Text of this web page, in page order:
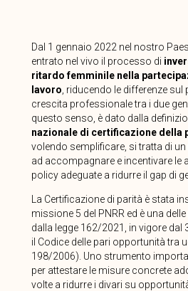
Dal 1 gennaio 2022 nel nostro
entrato nel vivo il processo di
ritardo femminile nella
lavoro , riducendo le differenze
crescita professionale tra i due
questo senso, è dato dalla
nazionale di certificazione della
volendo semplificare, si tratta di
ad accompagnare e incentivare le
policy adeguate a ridurre il gap di
La Certificazione di parità è stata
missione 5 del PNRR ed è una
dalla legge 162/2021, in vigore dal
il Codice delle pari opportunità tra
198/2006). Uno strumento
per attestare le misure concrete
volte a ridurre i divari su